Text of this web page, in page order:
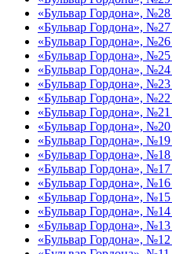
«Бульвар Гордона»,
«Бульвар Гордона»,
«Бульвар Гордона»,
«Бульвар Гордона»,
«Бульвар Гордона»,
«Бульвар Гордона»,
«Бульвар Гордона»,
«Бульвар Гордона»,
«Бульвар Гордона»,
«Бульвар Гордона»,
«Бульвар Гордона»,
«Бульвар Гордона»,
«Бульвар Гордона»,
«Бульвар Гордона»,
«Бульвар Гордона»,
«Бульвар Гордона»,
«Бульвар Гордона»,